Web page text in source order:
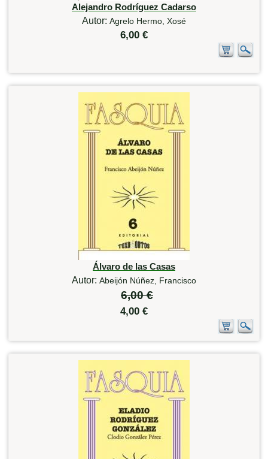
Alejandro Rodríguez Cadarso
Autor: Agrelo Hermo, Xosé
6,00 €
Álvaro de las Casas
Autor: Abeijón Núñez, Francisco
6,00 €
4,00 €